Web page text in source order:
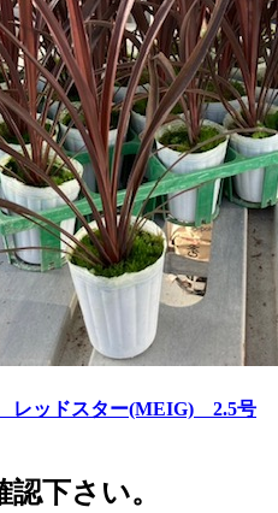
レッドスター(MEIG) 2.5号
下さい。